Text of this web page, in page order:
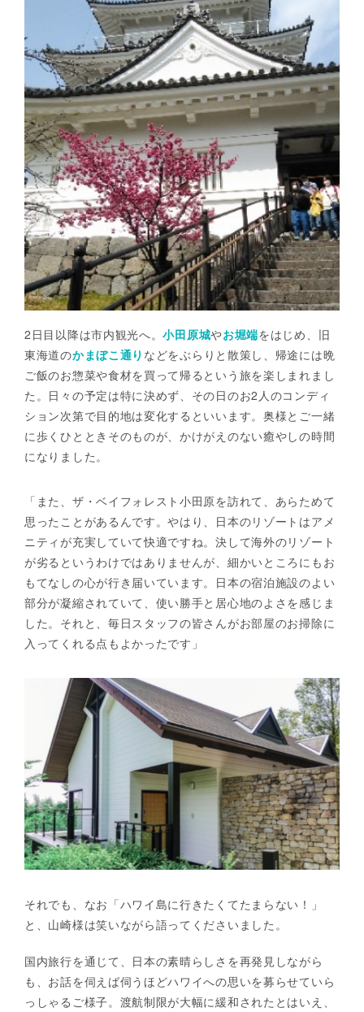
2日目以降は市内観光へ。小田原城やお堀端をはじめ、旧
東海道のかまぼこ通り などをぶらりと散策し、帰途には晩
ご飯のお惣菜や食材を買って帰るという旅を楽しまれまし
た。日々の予定は特に決めず、その日のお2人のコンディ
ション次第で目的地は変化するといいます。奥様とご一緒
に歩くひとときそのものが、かけがえのない癒やしの時間
になりました。
「また、ザ・ベイフォレスト小田原を訪れて、あらためて
思ったことがあるんです。やはり、日本のリゾートはアメ
ニティが充実していて快適ですね。決して海外のリゾート
が劣るというわけではありませんが、細かいところにもお
もてなしの心が行き届いています。日本の宿泊施設のよい
部分が凝縮されていて、使い勝手と居心地のよさを感じま
した。それと、毎日スタッフの皆さんがお部屋のお掃除に
入ってくれる点もよかったです」
それでも、なお「ハワイ島に行きたくてたまらない！」
と、山崎様は笑いながら語ってくださいました。
国内旅行を通じて、日本の素晴らしさを再発見しながら
も、お話を伺えば伺うほどハワイへの思いを募らせていら
っしゃるご様子。渡航制限が大幅に緩和されたとはいえ、